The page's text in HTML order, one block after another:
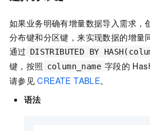
如果业务明确有增量数据导入需求，
分布键和分区键，来实现数据的增量
通过 DISTRIBUTED BY
键，按照 column_name 字段的
请参见 CREATE TABLE。
语法